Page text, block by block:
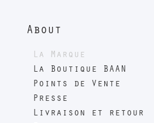
About
La Marque
La Boutique BAAN
Points de Vente
Presse
Livraison et retour